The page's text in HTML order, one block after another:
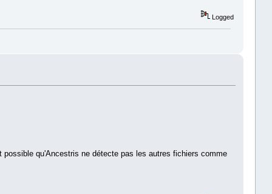
Logged
qu'Ancestris ne détecte pas les autres fichiers comme